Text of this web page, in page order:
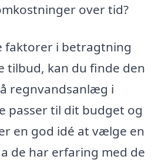
over tid?
faktorer i betragtning
tilbud, kan du finde den
regnvandsanlæg i
passer til dit budget og
en god idé at vælge en
de har erfaring med de